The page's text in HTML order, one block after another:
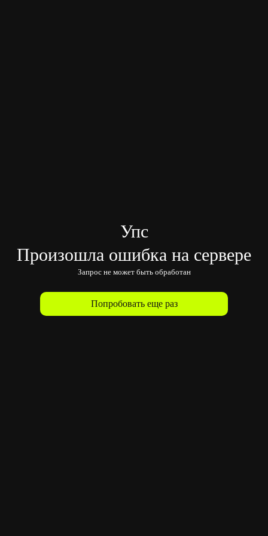
Упс
Произошла ошибка на сервере
Запрос не может быть обработан
Попробовать еще раз